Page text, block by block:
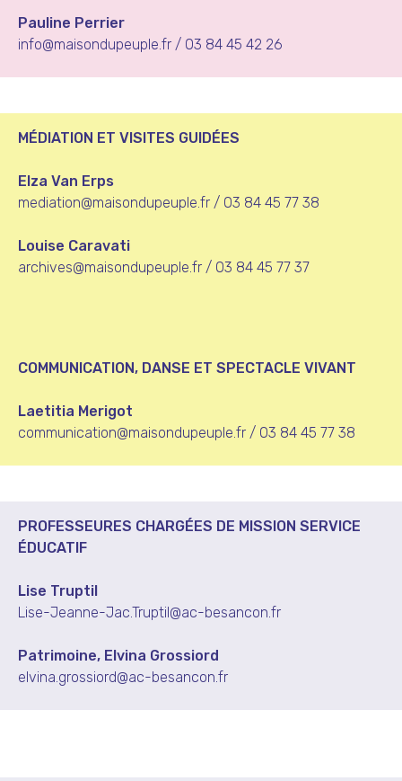
Pauline Perrier
info@maisondupeuple.fr / 03 84 45 42 26
MÉDIATION ET VISITES GUIDÉES
Elza Van Erps
mediation@maisondupeuple.fr / 03 84 45 77 38
Louise Caravati
archives@maisondupeuple.fr / 03 84 45 77 37
COMMUNICATION, DANSE ET SPECTACLE VIVANT
Laetitia Merigot
communication@maisondupeuple.fr / 03 84 45 77 38
PROFESSEURES CHARGÉES DE MISSION SERVICE
ÉDUCATIF
Lise Truptil
Lise-Jeanne-Jac.Truptil@ac-besancon.fr
Patrimoine, Elvina Grossiord
elvina.grossiord@ac-besancon.fr